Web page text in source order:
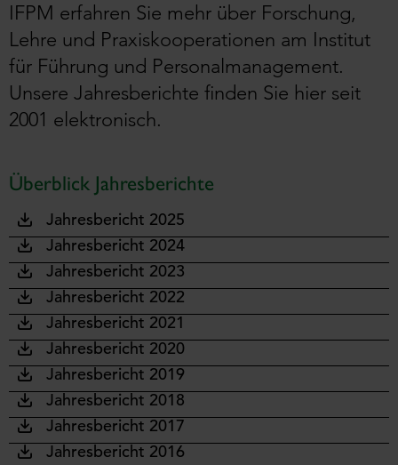
IFPM erfahren Sie mehr über Forschung,
Lehre und Praxiskooperationen am Institut
für Führung und Personalmanagement.
Unsere Jahresberichte finden Sie hier seit
2001 elektronisch.
Überblick Jahresberichte
Jahresbericht 2025
Jahresbericht 2024
Jahresbericht 2023
Jahresbericht 2022
Jahresbericht 2021
Jahresbericht 2020
Jahresbericht 2019
Jahresbericht 2018
Jahresbericht 2017
Jahresbericht 2016